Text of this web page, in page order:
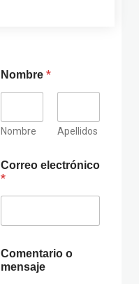
e
g
e
o
b
e
o
m
Nombre *
Nombre Apellidos
Correo electrónico
*
Comentario o
mensaje